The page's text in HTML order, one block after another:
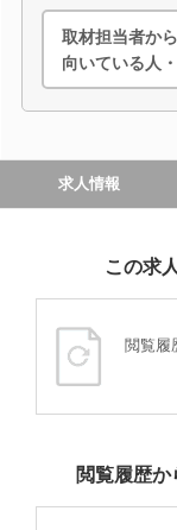
取材担当者か
向いている人
求人情報
この求
閲覧履
閲覧履歴